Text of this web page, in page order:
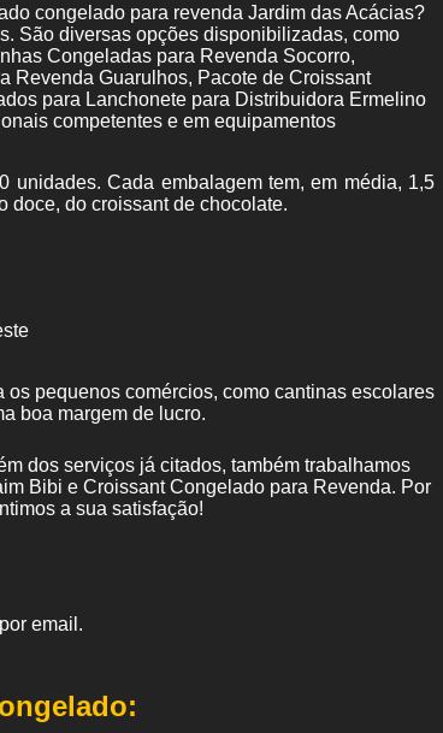
congelado para revenda Jardim das Acácias?
São diversas opções disponibilizadas, como
Congeladas para Revenda Socorro,
Revenda Guarulhos, Pacote de Croissant
para Lanchonete para Distribuidora Ermelino
competentes e em equipamentos
unidades. Cada embalagem tem, em média, 1,5
doce, do croissant de chocolate.
pequenos comércios, como cantinas escolares
boa margem de lucro.
dos serviços já citados, também trabalhamos
Bibi e Croissant Congelado para Revenda. Por
a sua satisfação!
email.